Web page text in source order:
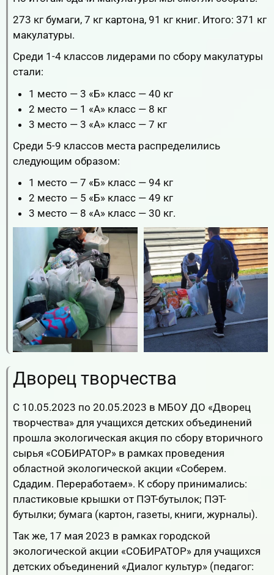
273 кг бумаги, 7 кг картона, 91 кг книг. Итого: 371 кг
макулатуры.
Среди 1-4 классов лидерами по сбору макулатуры
стали:
1 место — 3 «Б» класс — 40 кг
2 место — 1 «А» класс — 8 кг
3 место — 3 «А» класс — 7 кг
Среди 5-9 классов места распределились
следующим образом:
1 место — 7 «Б» класс — 94 кг
2 место — 5 «Б» класс — 49 кг
3 место — 8 «А» класс — 30 кг.
Дворец творчества
С 10.05.2023 по 20.05.2023 в МБОУ ДО «Дворец
творчества» для учащихся детских объединений
прошла экологическая акция по сбору вторичного
сырья «СОБИРАТОР» в рамках проведения
областной экологической акции «Соберем.
Сдадим. Переработаем». К сбору принимались:
пластиковые крышки от ПЭТ-бутылок; ПЭТ-
бутылки; бумага (картон, газеты, книги, журналы).
Так же, 17 мая 2023 в рамках городской
экологической акции «СОБИРАТОР» для учащихся
детских объединений «Диалог культур» (педагог: